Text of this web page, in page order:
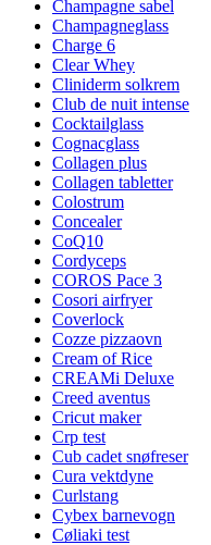
Champagne sabel
Champagneglass
Charge 6
Clear Whey
Cliniderm solkrem
Club de nuit intense
Cocktailglass
Cognacglass
Collagen plus
Collagen tabletter
Colostrum
Concealer
CoQ10
Cordyceps
COROS Pace 3
Cosori airfryer
Coverlock
Cozze pizzaovn
Cream of Rice
CREAMi Deluxe
Creed aventus
Cricut maker
Crp test
Cub cadet snøfreser
Cura vektdyne
Curlstang
Cybex barnevogn
Cøliaki test